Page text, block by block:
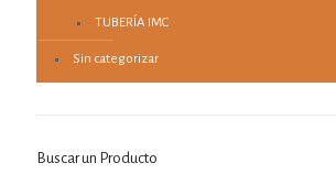
TUBERÍA IMC
Sin categorizar
Buscar un Producto